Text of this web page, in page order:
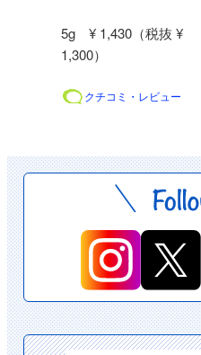
5g ¥ 1,430（税抜 ¥
1,300）
クチコミ・レビュー